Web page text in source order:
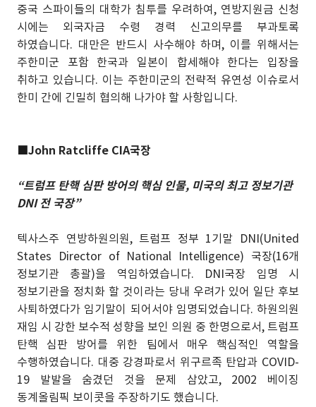
중국 스파이들의 대학가 침투를 우려하여, 연방지원금 신청
시에는 외국자금 수령 경력 신고의무를 부과토록
하였습니다. 대만은 반드시 사수해야 하며, 이를 위해서는
주한미군 포함 한국과 일본이 합세해야 한다는 입장을
취하고 있습니다. 이는 주한미군의 전략적 유연성 이슈로서
한미 간에 긴밀히 협의해 나가야 할 사항입니다.
■John Ratcliffe CIA국장
“트럼프 탄핵 심판 방어의 핵심 인물, 미국의 최고 정보기관
DNI 전 국장”
텍사스주 연방하원의원, 트럼프 정부 1기말 DNI(United
States Director of National Intelligence) 국장(16개
정보기관 총괄)을 역임하였습니다. DNI국장 임명 시
정보기관을 정치화 할 것이라는 당내 우려가 있어 일단 후보
사퇴하였다가 임기말이 되어서야 임명되었습니다. 하원의원
재임 시 강한 보수적 성향을 보인 의원 중 한명으로서, 트럼프
탄핵 심판 방어를 위한 팀에서 매우 핵심적인 역할을
수행하였습니다. 대중 강경파로서 위구르족 탄압과 COVID-
19 발발을 숨겼던 것을 문제 삼았고, 2002 베이징
동계올림픽 보이콧을 주장하기도 했습니다.